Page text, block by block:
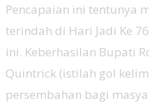
Pencapaian ini tentunya
terindah di Hari Jadi Ke
ini. Keberhasilan Bupati
Quintrick (istilah gol
persembahan bagi